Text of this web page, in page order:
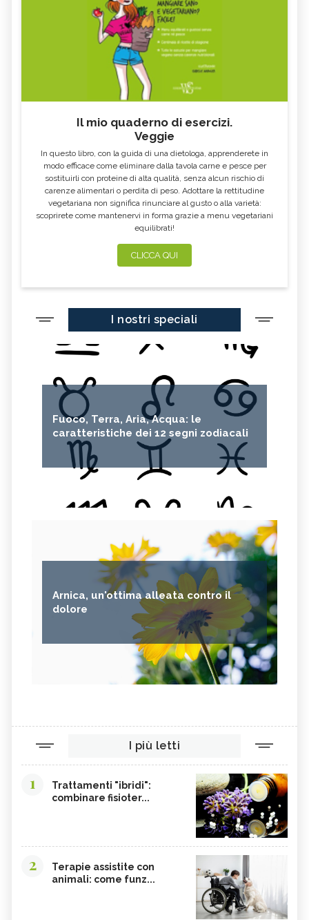
OMEOPATICO
GLONOINUM, TUTTO SUL RIMEDIO
STAPHYSAGRIA, TUTTO SUL RIMEDIO
OMEOPATICO
CANTHARIS, TUTTO SUL RIMEDIO
Il mio quaderno di esercizi.
Veggie
In questo libro, con la guida di una dietologa, apprenderete in
modo efficace come eliminare dalla tavola carne e pesce per
sostituirli con proteine di alta qualità, senza alcun rischio di
carenze alimentari o perdita di peso. Adottare la rettitudine
vegetariana non significa rinunciare al gusto o alla varietà:
scoprirete come mantenervi in forma grazie a menu vegetariani
equilibrati!
CLICCA QUI
I nostri speciali
Fuoco, Terra, Aria, Acqua: le
caratteristiche dei 12 segni zodiacali
Arnica, un'ottima alleata contro il
dolore
I più letti
1
Trattamenti "ibridi":
combinare fisioter...
2
Terapie assistite con
animali: come funz...